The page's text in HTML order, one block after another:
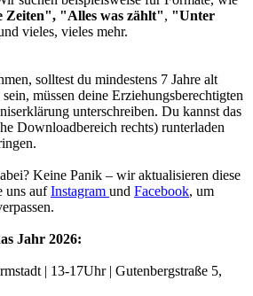
Zeiten", "Alles was zählt", "Unter
vieles, vieles mehr.
solltest du mindestens 7 Jahre alt
müssen deine Erziehungsberechtigten
unterschreiben. Du kannst das
Downloadbereich rechts) runterladen
Keine Panik – wir aktualisieren diese
uns aufInstagram und Facebook, um
Jahr 2026:
| 13-17Uhr | Gutenbergstraße 5,